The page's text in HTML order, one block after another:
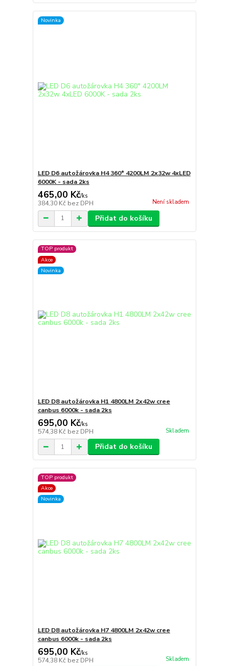
Novinka
LED D6 autožárovka H4 360° 4200LM 2x32w 4xLED
6000K - sada 2ks
465,00 Kč/ks
384,30 Kč bez DPH Není skladem
Přidat do košíku
TOP produkt
Akce
Novinka
LED D8 autožárovka H1 4800LM 2x42w cree
canbus 6000k - sada 2ks
695,00 Kč/ks
574,38 Kč bez DPH Skladem
Přidat do košíku
TOP produkt
Akce
Novinka
LED D8 autožárovka H7 4800LM 2x42w cree
canbus 6000k - sada 2ks
695,00 Kč/ks
574,38 Kč bez DPH Skladem